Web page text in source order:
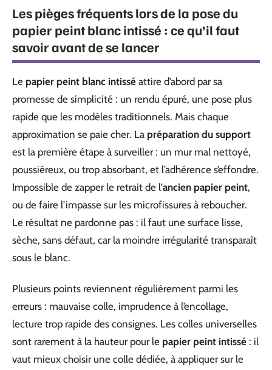
Les pièges fréquents lors de la pose du
papier peint blanc intissé : ce qu’il faut
savoir avant de se lancer
Le papier peint blanc intissé attire d’abord par sa
promesse de simplicité : un rendu épuré, une pose plus
rapide que les modèles traditionnels. Mais chaque
approximation se paie cher. La préparation du support
est la première étape à surveiller : un mur mal nettoyé,
poussiéreux, ou trop absorbant, et l’adhérence s’effondre.
Impossible de zapper le retrait de l’ancien papier peint,
ou de faire l’impasse sur les microfissures à reboucher.
Le résultat ne pardonne pas : il faut une surface lisse,
sèche, sans défaut, car la moindre irrégularité transparaît
sous le blanc.
Plusieurs points reviennent régulièrement parmi les
erreurs : mauvaise colle, imprudence à l’encollage,
lecture trop rapide des consignes. Les colles universelles
sont rarement à la hauteur pour le papier peint intissé : il
vaut mieux choisir une colle dédiée, à appliquer sur le